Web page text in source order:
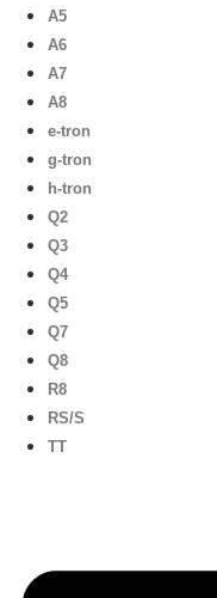
A5
A6
A7
A8
e-tron
g-tron
h-tron
Q2
Q3
Q4
Q5
Q7
Q8
R8
RS/S
TT